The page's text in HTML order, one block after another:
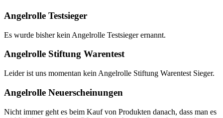
Angelrolle Testsieger
Es wurde bisher kein Angelrolle Testsieger ernannt.
Angelrolle Stiftung Warentest
Leider ist uns momentan kein Angelrolle Stiftung Warentest Sieger.
Angelrolle Neuerscheinungen
Nicht immer geht es beim Kauf von Produkten danach, dass man es